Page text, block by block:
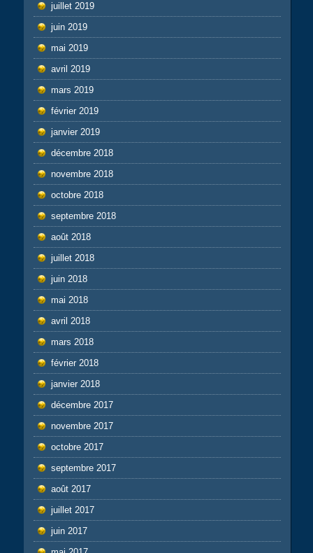
juillet 2019
juin 2019
mai 2019
avril 2019
mars 2019
février 2019
janvier 2019
décembre 2018
novembre 2018
octobre 2018
septembre 2018
août 2018
juillet 2018
juin 2018
mai 2018
avril 2018
mars 2018
février 2018
janvier 2018
décembre 2017
novembre 2017
octobre 2017
septembre 2017
août 2017
juillet 2017
juin 2017